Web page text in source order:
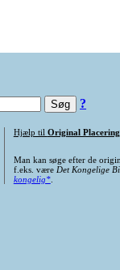
?
Hjælp til Original Placering
Man kan søge efter de
f.eks. være Det Kongelige
kongelig*.